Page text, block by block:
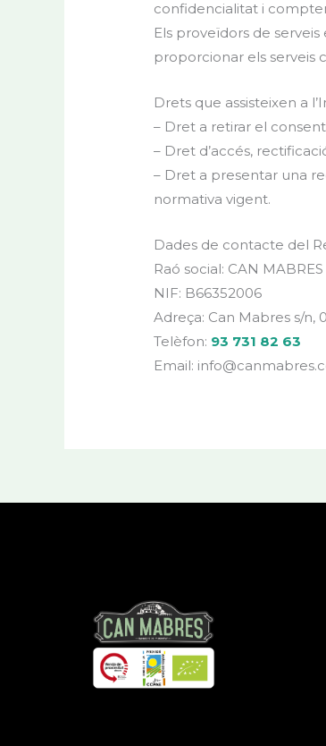
confidencialitat i
Els proveïdors de
proporcionar els serveis
Drets que assisteixen a
– Dret a retirar el
– Dret d’accés,
– Dret a presentar una
normativa vigent.
Dades de contacte del
Raó social: CAN MABRES
NIF: B66352006
Adreça: Can Mabres s/n,
Telèfon: 93 731 82 63
Email: